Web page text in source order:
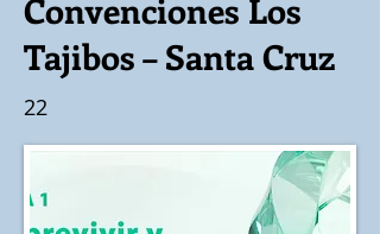
Convenciones Los
Tajibos – Santa Cruz
22